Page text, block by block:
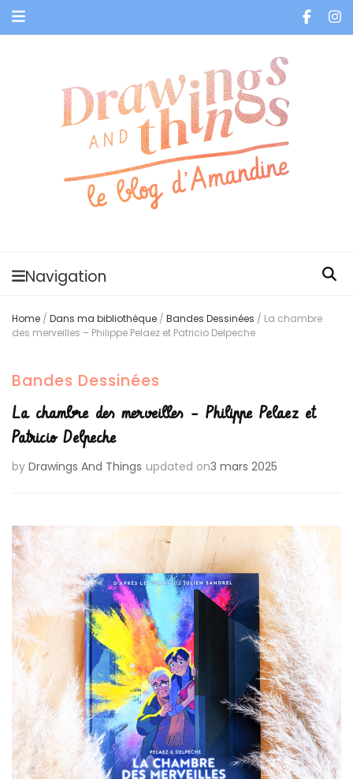
Navigation
Home / Dans ma bibliothèque / Bandes Dessinées / La chambre
des merveilles – Philippe Pelaez et Patricio Delpeche
Bandes Dessinées
La chambre des merveilles – Philippe Pelaez et
Patricio Delpeche
by Drawings And Things updated on3 mars 2025